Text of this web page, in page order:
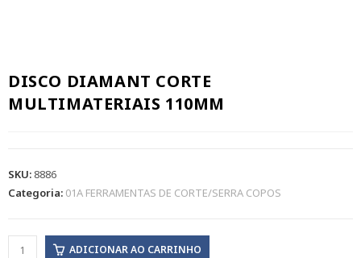
DISCO DIAMANT CORTE
MULTIMATERIAIS 110MM
SKU: 8886
Categoria: 01A FERRAMENTAS DE CORTE/SERRA COPOS
ADICIONAR AO CARRINHO